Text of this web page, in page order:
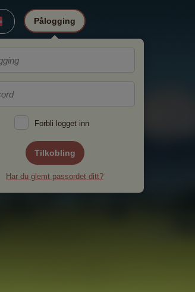
Pålogging
Forbli logget inn
Tilkobling
Har du glemt passordet ditt?